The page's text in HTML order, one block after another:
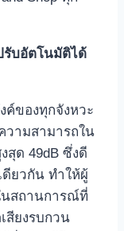
รับอัตโนมัติได้
ค์ของทุกจังหวะ
วามสามารถใน
สุด 49dB ซึ่งดี
ดียวกัน ทำให้ผู้
นสถานการณ์ที่
สียงรบกวน